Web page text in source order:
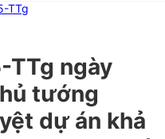
TTg
TTg ngày
tướng
dự án khả